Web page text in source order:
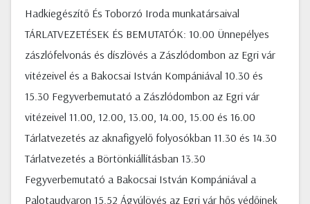
Hadkiegészítő És Toborzó Iroda munkatársaival
TÁRLATVEZETÉSEK ÉS BEMUTATÓK: 10.00 Ünnepélyes
zászlófelvonás és díszlövés a Zászlódombon az Egri vár
vitézeivel és a Bakocsai István Kompániával 10.30 és
15.30 Fegyverbemutató a Zászlódombon az Egri vár
vitézeivel 11.00, 12.00, 13.00, 14.00, 15.00 és 16.00
Tárlatvezetés az aknafigyelő folyosókban 11.30 és 14.30
Tárlatvezetés a Börtönkiállításban 13.30
Fegyverbemutató a Bakocsai István Kompániával a
Palotaudvaron 15.52 Ágyúlövés az Egri vár hős védőinek